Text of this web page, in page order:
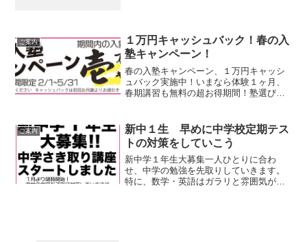
ご案内
１万円キャッシュバック！春の入
塾キャンペーン！
春の入塾キャンペーン、１万円キャッシ
ュバック実施中！いまなら体験１ヶ月、
春期講習も無料の超お得期間！塾選び悩
講師の優しい説明と生徒に合わせた出題
範囲、内容、そして量をこ...
ご案内
新中１生 早めに中学校定期テス
トの対策をしていこう
新中学１年生大募集一人ひとりに合わ
せ、中学の勉強を先取りしていきます。
特に、数学・英語はガラリと雰囲気が変